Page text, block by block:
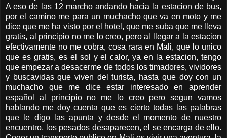
A eso de las 12 marcho andando hacia la estacion de bus,
por el camino me para un muchacho que va en moto y me
dice que me ha visto por el hotel, que me suba que me lleva
gratis, al principio no me lo creo, pero al llegar a la estacion
efectivamente no me cobra, cosa rara en Mali, que lo unico
que es gratis, es el sol y el calor, ya en la estacion, tengo
que empezar a desacerme de todos los timadores, vividores
y buscavidas que viven del turista, hasta que doy con un
muchacho que me dice estar interesado en aprender
español al principio no me lo creo pero segun vamos
hablando me doy cuenta que es cierto todas las palabras
que le digo las apunta y desde el momento de nuestro
encuentro, los pesados desaparecen, el se encarga de ello.